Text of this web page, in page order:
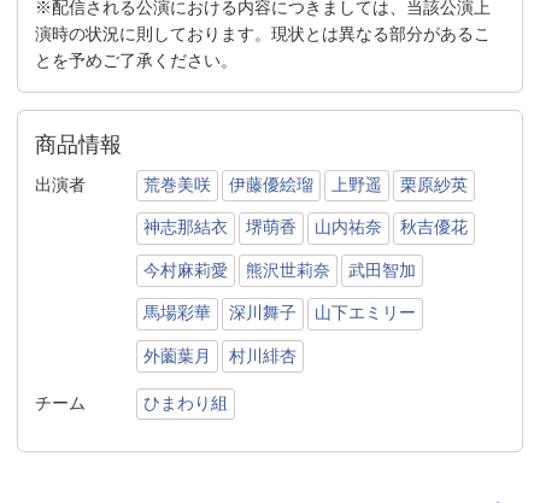
※配信される公演における内容につきましては、当該公演上
演時の状況に則しております。現状とは異なる部分があるこ
とを予めご了承ください。
商品情報
出演者 荒巻美咲 伊藤優絵瑠 上野遥 栗原紗英
神志那結衣 堺萌香 山内祐奈 秋吉優花
今村麻莉愛 熊沢世莉奈 武田智加
馬場彩華 深川舞子 山下エミリー
外薗葉月 村川緋杏
チーム ひまわり組